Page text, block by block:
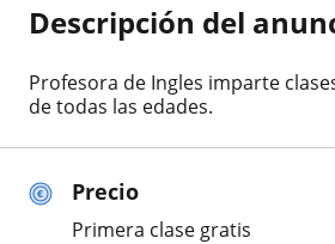
Precio
Primera clase gratis
Descripción del
Profesora de Ingles imparte
de todas las edades.